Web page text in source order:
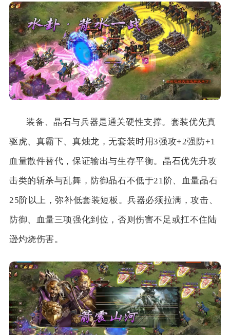
装备、晶石与兵器是通关硬性支撑。套装优先真
驱虎、真霸下、真烛龙，无套装时用3强攻+2强防+1
血量散件替代，保证输出与生存平衡。晶石优先升攻
击类的斩杀与乱舞，防御晶石不低于21阶、血量晶石
25阶以上，弥补低套装短板。兵器必须拉满，攻击、
防御、血量三项强化到位，否则伤害不足或扛不住陆
逊灼烧伤害。